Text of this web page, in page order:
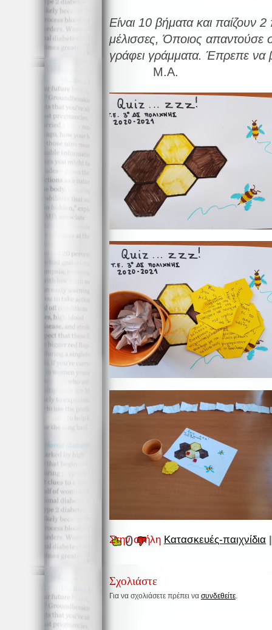
Είναι 10 βήματα και παίζουν 2
μέλισσες, Όποιος απαντούσε
γράφει γράμματα. Έπρεπε να
Μ.Α.
Στην στήλη Κατασκευές-παιχνίδια |
0
Σχολιάστε
Για να σχολιάσετε πρέπει να συνδεθείτε